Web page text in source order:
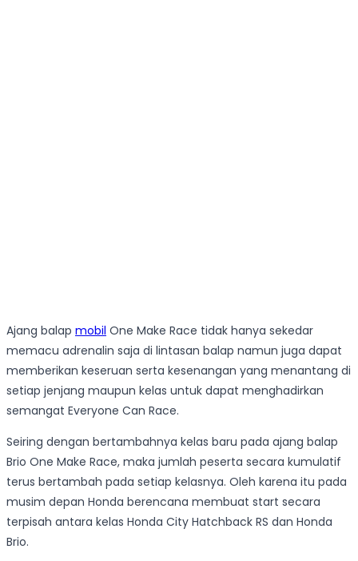
Ajang balap mobil One Make Race tidak hanya sekedar
memacu adrenalin saja di lintasan balap namun juga dapat
memberikan keseruan serta kesenangan yang menantang di
setiap jenjang maupun kelas untuk dapat menghadirkan
semangat Everyone Can Race.
Seiring dengan bertambahnya kelas baru pada ajang balap
Brio One Make Race, maka jumlah peserta secara kumulatif
terus bertambah pada setiap kelasnya. Oleh karena itu pada
musim depan Honda berencana membuat start secara
terpisah antara kelas Honda City Hatchback RS dan Honda
Brio.